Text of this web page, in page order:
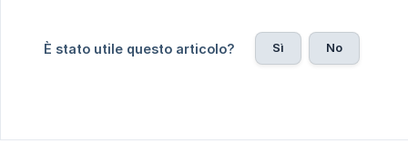
È stato utile questo articolo? Sì No